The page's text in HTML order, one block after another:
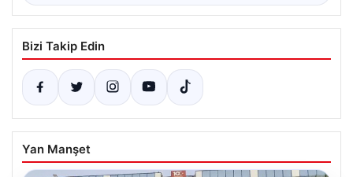
Bizi Takip Edin
Yan Manşet